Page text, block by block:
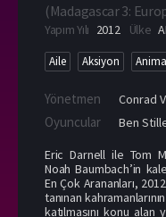
(Madagascar 3:
Yapım Yılı 2012 Ülke
Aile Aksiyon
Yönetmen Conrad
Oyuncular Ben
Eric Darnell ile Tom
Noah Baumbach’in
En Çok Arananları,
tanınan
katılmasını konu alan